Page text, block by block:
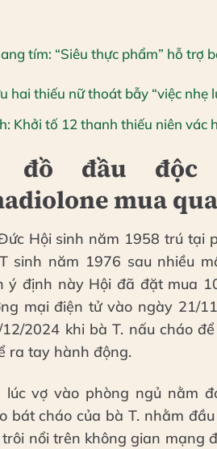
tím: “Siêu thực phẩm” hỗ trợ
hai thiếu nữ thoát bẫy “việc nhẹ
Khởi tố 12 thanh thiếu niên vác
đồ đầu độc
mua
Hội sinh năm 1958 trú tại
sinh năm 1976 sau nhiều
ý định này Hội đã đặt mua
mại điện tử vào ngày 21/
2024 khi bà T. nấu cháo
ra tay hành động.
lúc vợ vào phòng ngủ nằm
bát cháo của bà T. nhằm
trôi nổi trên không gian mạng